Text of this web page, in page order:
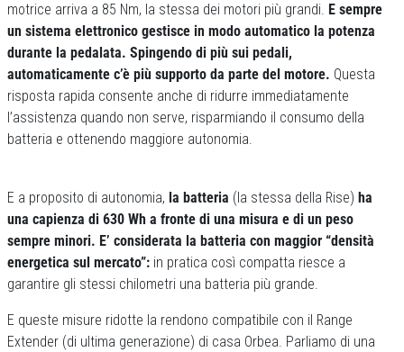
motrice arriva a 85 Nm, la stessa dei motori più grandi. E sempre
un sistema elettronico gestisce in modo automatico la potenza
durante la pedalata. Spingendo di più sui pedali,
automaticamente c’è più supporto da parte del motore. Questa
risposta rapida consente anche di ridurre immediatamente
l’assistenza quando non serve, risparmiando il consumo della
batteria e ottenendo maggiore autonomia.
E a proposito di autonomia, la batteria (la stessa della Rise) ha
una capienza di 630 Wh a fronte di una misura e di un peso
sempre minori. E’ considerata la batteria con maggior “densità
energetica sul mercato”: in pratica così compatta riesce a
garantire gli stessi chilometri una batteria più grande.
E queste misure ridotte la rendono compatibile con il Range
Extender (di ultima generazione) di casa Orbea. Parliamo di una